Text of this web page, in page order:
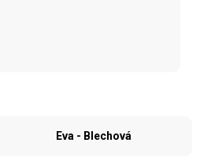
Eva - Blechová